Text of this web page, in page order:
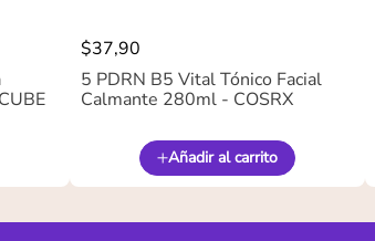
$37,90
5 PDRN B5 Vital Tónico Facial
Calmante 280ml - COSRX
Añadir al carrito